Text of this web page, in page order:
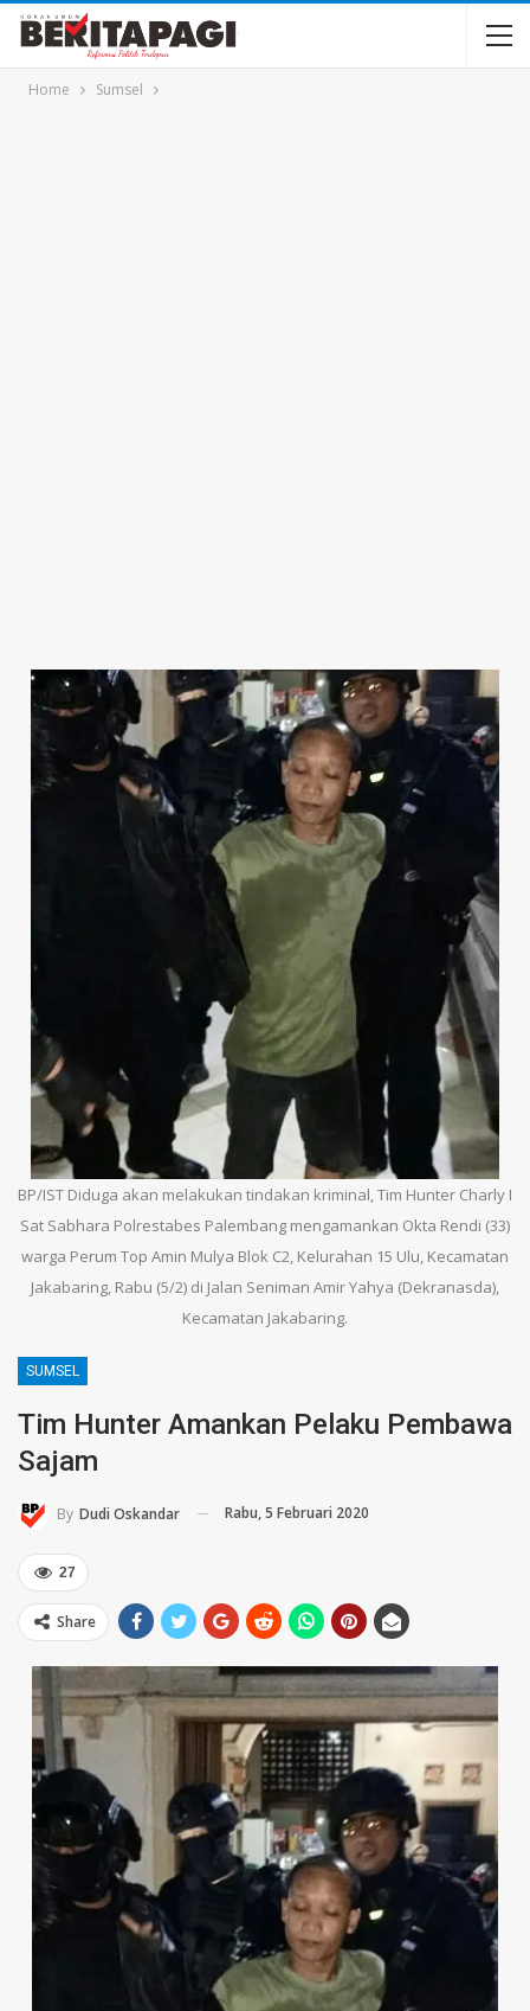
Home Sumsel
BP/IST Diduga akan melakukan tindakan kriminal, Tim Hunter Charly I
Sat Sabhara Polrestabes Palembang mengamankan Okta Rendi (33)
warga Perum Top Amin Mulya Blok C2, Kelurahan 15 Ulu, Kecamatan
Jakabaring, Rabu (5/2) di Jalan Seniman Amir Yahya (Dekranasda),
Kecamatan Jakabaring.
SUMSEL
Tim Hunter Amankan Pelaku Pembawa
Sajam
By Dudi Oskandar Rabu, 5 Februari 2020
27
Share